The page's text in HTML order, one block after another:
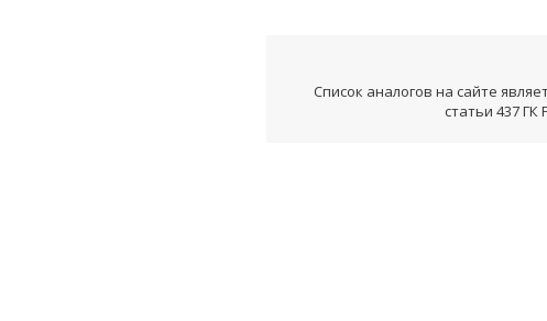
Список аналогов на сайте
статьи 437